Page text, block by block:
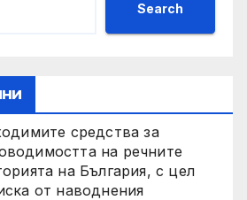
Search
средства за
на речните
на България, с цел
от наводнения